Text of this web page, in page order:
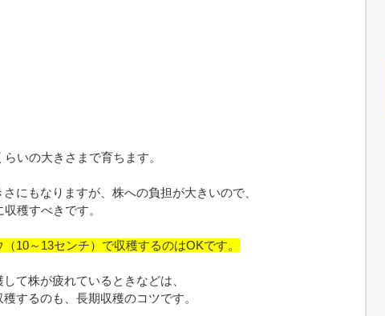
いの大きさまで育ちます。
にもなりますが、株への負担が大きいので、
穫すべきです。
10～13センチ）で収穫するのはOKです。
て株が疲れているときなどは、
するのも、長期収穫のコツです。